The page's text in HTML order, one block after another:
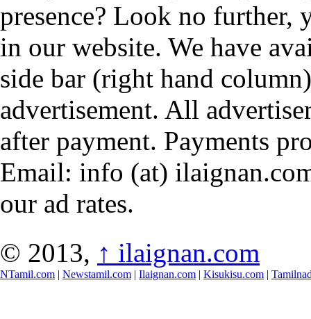
presence? Look no further,
in our website. We have
side bar (right hand
advertisement. All
after payment. Payments
Email: info (at)
our ad rates.
© 2013, ↑ ilaignan.com
NTamil.com | Newstamil.com | Ilaignan.com | Kisukisu.com |